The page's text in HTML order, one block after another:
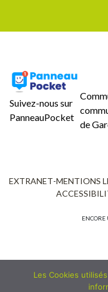
Suivez-nous sur
PanneauPocket
de
EXTRANET-MENTIONS
ENCORE
Les Cookies